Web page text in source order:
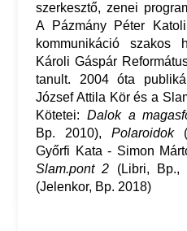
szerkesztő, zenei
A Pázmány Péter
kommunikáció szakos
Károli Gáspár
tanult. 2004 óta
József Attila Kör és a
Kötetei: Dalok a
Bp. 2010), Polaroidok
Győrfi Kata - Simon
Slam.pont 2 (Libri, Bp.,
(Jelenkor, Bp. 2018)